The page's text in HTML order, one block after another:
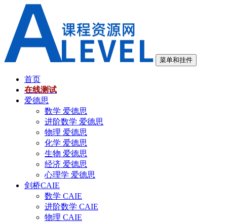
菜单和挂件
首页
在线测试
爱德思
数学 爱德思
进阶数学 爱德思
物理 爱德思
化学 爱德思
生物 爱德思
经济 爱德思
心理学 爱德思
剑桥CAIE
数学 CAIE
进阶数学 CAIE
物理 CAIE